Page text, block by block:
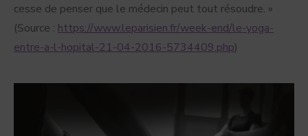
cesse de penser que le médecin peut tout résoudre. »
(Source : https://www.leparisien.fr/week-end/le-yoga-
entre-a-l-hopital-21-04-2016-5734409.php)